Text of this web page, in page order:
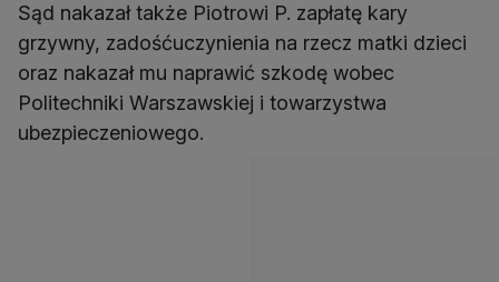
Sąd nakazał także Piotrowi P. zapłatę kary
grzywny, zadośćuczynienia na rzecz matki dzieci
oraz nakazał mu naprawić szkodę wobec
Politechniki Warszawskiej i towarzystwa
ubezpieczeniowego.